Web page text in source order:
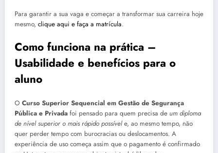
Para garantir a sua vaga e começar a transformar sua carreira hoje
mesmo, clique aqui e faça a matrícula.
Como funciona na prática –
Usabilidade e benefícios para o
aluno
O Curso Superior Sequencial em Gestão de Segurança
Pública e Privada foi pensado para quem precisa de um diploma
de nível superior o mais rápido possívele, ao mesmo tempo, não
quer perder tempo com burocracias ou deslocamentos. A
experiência de uso começa assim que o pagamento é confirmado